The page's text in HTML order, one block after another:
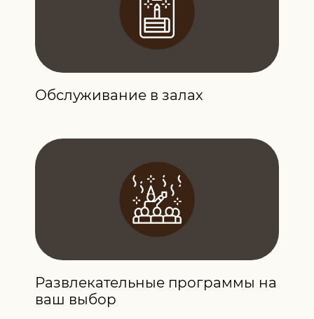
Обслуживание в залах
Развлекательные программы на
ваш выбор